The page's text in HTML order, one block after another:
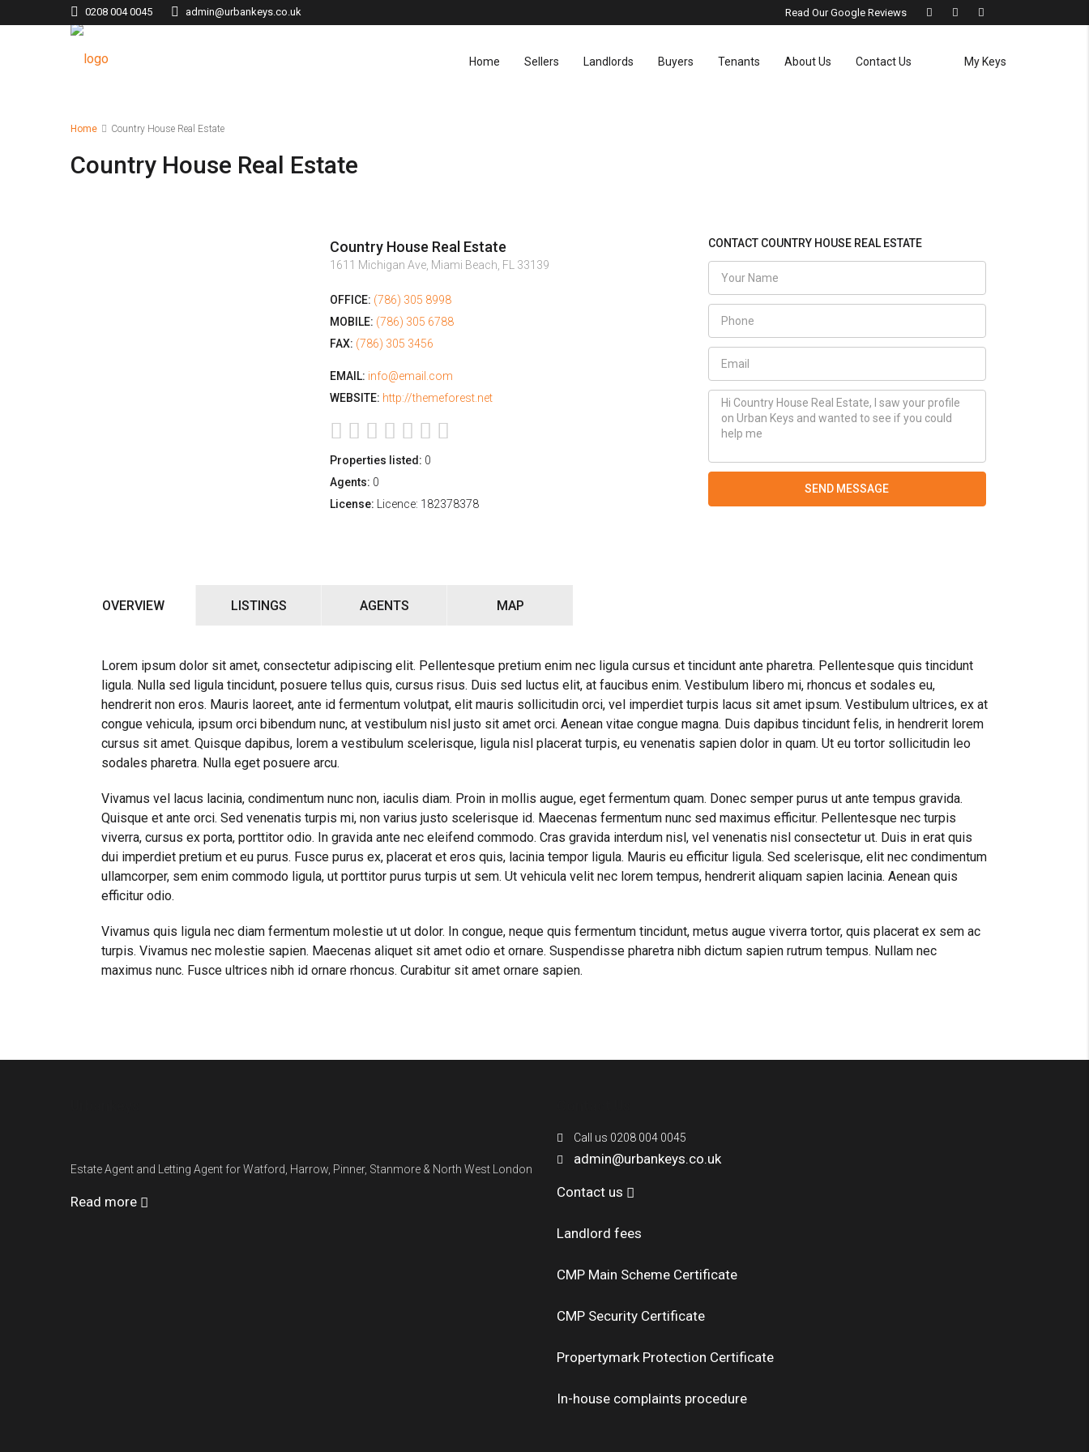
0208 004 0045 admin@urbankeys.co.uk Read Our Google Reviews
Home Sellers Landlords Buyers Tenants About Us Contact Us My Keys
Home Country House Real Estate
Country House Real Estate
Country House Real Estate
1611 Michigan Ave, Miami Beach, FL 33139
OFFICE: (786) 305 8998
MOBILE: (786) 305 6788
FAX: (786) 305 3456
EMAIL: info@email.com
WEBSITE: http://themeforest.net
Properties listed: 0
Agents: 0
License:
Licence: 182378378
CONTACT COUNTRY HOUSE REAL ESTATE
SEND MESSAGE
OVERVIEW LISTINGS AGENTS MAP
Lorem ipsum dolor sit amet, consectetur adipiscing elit. Pellentesque pretium enim nec ligula cursus et tincidunt ante pharetra. Pellentesque quis tincidunt
ligula. Nulla sed ligula tincidunt, posuere tellus quis, cursus risus. Duis sed luctus elit, at faucibus enim. Vestibulum libero mi, rhoncus et sodales eu,
hendrerit non eros. Mauris laoreet, ante id fermentum volutpat, elit mauris sollicitudin orci, vel imperdiet turpis lacus sit amet ipsum. Vestibulum ultrices, ex at
congue vehicula, ipsum orci bibendum nunc, at vestibulum nisl justo sit amet orci. Aenean vitae congue magna. Duis dapibus tincidunt felis, in hendrerit lorem
cursus sit amet. Quisque dapibus, lorem a vestibulum scelerisque, ligula nisl placerat turpis, eu venenatis sapien dolor in quam. Ut eu tortor sollicitudin leo
sodales pharetra. Nulla eget posuere arcu.
Vivamus vel lacus lacinia, condimentum nunc non, iaculis diam. Proin in mollis augue, eget fermentum quam. Donec semper purus ut ante tempus gravida.
Quisque et ante orci. Sed venenatis turpis mi, non varius justo scelerisque id. Maecenas fermentum nunc sed maximus efficitur. Pellentesque nec turpis
viverra, cursus ex porta, porttitor odio. In gravida ante nec eleifend commodo. Cras gravida interdum nisl, vel venenatis nisl consectetur ut. Duis in erat quis
dui imperdiet pretium et eu purus. Fusce purus ex, placerat et eros quis, lacinia tempor ligula. Mauris eu efficitur ligula. Sed scelerisque, elit nec condimentum
ullamcorper, sem enim commodo ligula, ut porttitor purus turpis ut sem. Ut vehicula velit nec lorem tempus, hendrerit aliquam sapien lacinia. Aenean quis
efficitur odio.
Vivamus quis ligula nec diam fermentum molestie ut ut dolor. In congue, neque quis fermentum tincidunt, metus augue viverra tortor, quis placerat ex sem ac
turpis. Vivamus nec molestie sapien. Maecenas aliquet sit amet odio et ornare. Suspendisse pharetra nibh dictum sapien rutrum tempus. Nullam nec
maximus nunc. Fusce ultrices nibh id ornare rhoncus. Curabitur sit amet ornare sapien.
Estate Agent and Letting Agent for Watford, Harrow, Pinner, Stanmore & North West London
Read more
Call us 0208 004 0045
admin@urbankeys.co.uk
Contact us
Landlord fees
CMP Main Scheme Certificate
CMP Security Certificate
Propertymark Protection Certificate
In-house complaints procedure